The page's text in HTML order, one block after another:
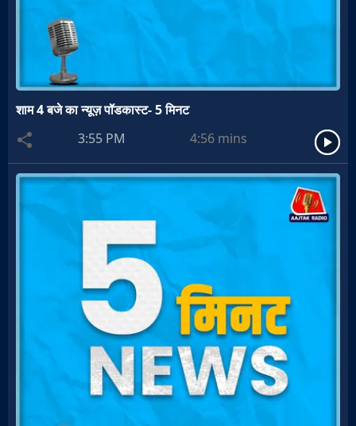
शाम 4 बजे का न्यूज़ पॉडकास्ट- 5 मिनट
3:55 PM
4:56 mins